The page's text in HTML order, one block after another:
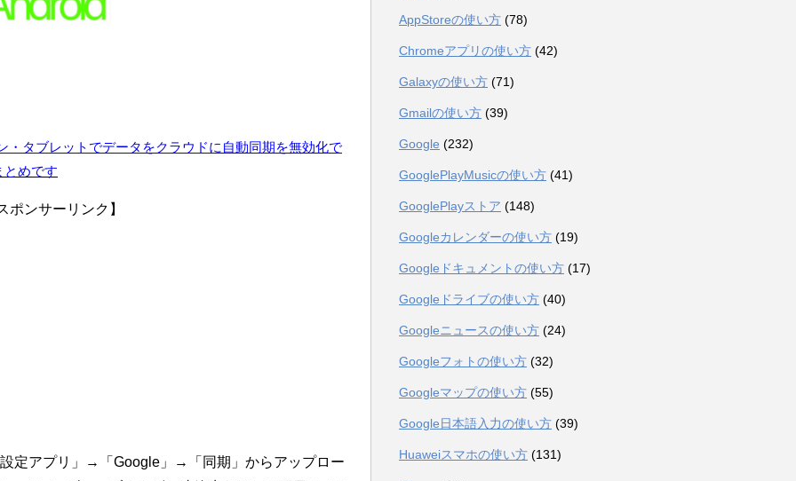
タブレットでデータをクラウドに自動同期を無効化で
とめです
ポンサーリンク】
定アプリ」→「Google」→「同期」からアップロー
AppStoreの使い方 (78)
Chromeアプリの使い方 (42)
Galaxyの使い方 (71)
Gmailの使い方 (39)
Google (232)
GooglePlayMusicの使い方 (41)
GooglePlayストア (148)
Googleカレンダーの使い方 (19)
Googleドキュメントの使い方 (17)
Googleドライブの使い方 (40)
Googleニュースの使い方 (24)
Googleフォトの使い方 (32)
Googleマップの使い方 (55)
Google日本語入力の使い方 (39)
Huaweiスマホの使い方 (131)